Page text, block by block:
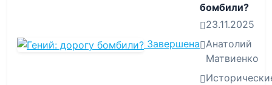
Завершена
бомбили?
23.11.2025
Анатолий
Матвиенко